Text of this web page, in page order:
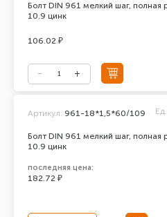
Болт DIN 961 мелкий шаг, полная
10.9 цинк
106.02 ₽
Болт DIN 961 мелкий шаг, полная
10.9 цинк
Артикул: 961-18*1,5*60/109
последняя цена:
182.72 ₽